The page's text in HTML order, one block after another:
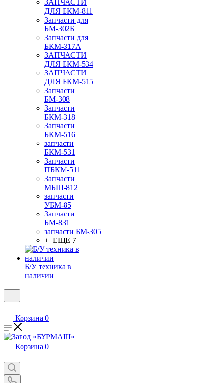
ЗАПЧАСТИ
ДЛЯ БКМ-811
Запчасти для
БМ-302Б
Запчасти для
БКМ-317А
ЗАПЧАСТИ
ДЛЯ БКМ-534
ЗАПЧАСТИ
ДЛЯ БКМ-515
Запчасти
БМ-308
Запчасти
БКМ-318
Запчасти
БКМ-516
запчасти
БКМ-531
Запчасти
ПБКМ-511
Запчасти
МБШ-812
запчасти
УБМ-85
Запчасти
БМ-831
запчасти БМ-305
+ ЕЩЕ 7
Б/У техника в
наличии
Корзина 0
Корзина 0